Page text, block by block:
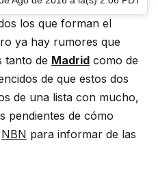
los que forman el
ya hay rumores que
tanto de Madrid como de
de que estos dos
de una lista con mucho,
pendientes de cómo
NBN para informar de las